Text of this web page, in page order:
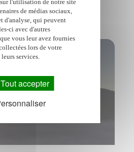
à l'île de la Réunion
l'utilisation de notre site
de médias sociaux,
d'analyse, qui peuvent
ci avec d'autres
vous leur avez fournies
lors de votre
services.
Tout accepter